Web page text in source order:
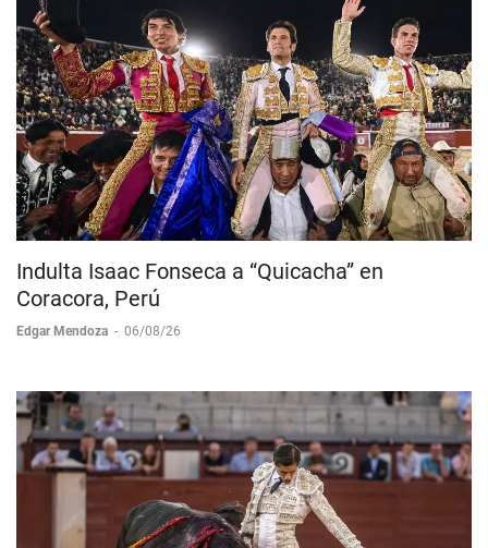
Indulta Isaac Fonseca a “Quicacha” en
Coracora, Perú
Edgar Mendoza - 06/08/26